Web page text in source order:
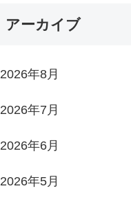
アーカイブ
2026年8月
2026年7月
2026年6月
2026年5月